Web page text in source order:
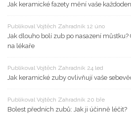
Jak keramické fazety mění vaše
Publikoval Vojtěch Zahradník 12 úno
Jak dlouho bolí zub po nasazení můstku?
na lékaře
Publikoval Vojtěch Zahradník 24 led
Jak keramické zuby ovlivňují vaše
Publikoval Vojtěch Zahradník 20 bře
Bolest předních zubů: Jak ji účinně léčit?